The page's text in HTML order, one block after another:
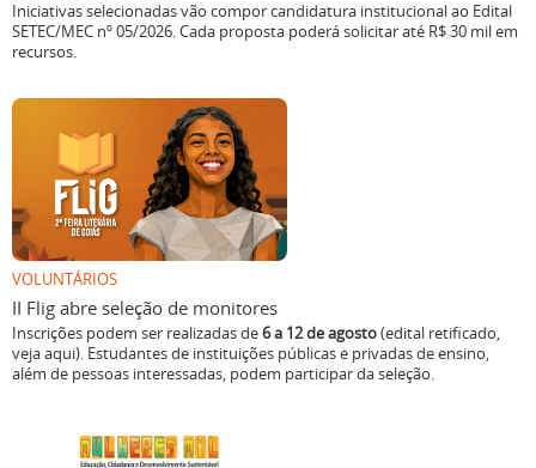
Iniciativas selecionadas vão compor candidatura institucional ao Edital
SETEC/MEC nº 05/2026. Cada proposta poderá solicitar até R$ 30 mil em
recursos.
VOLUNTÁRIOS
II Flig abre seleção de monitores
Inscrições podem ser realizadas de6 a 12 de agosto(edital retificado,
veja aqui). Estudantes de instituições públicas e privadas de ensino,
além de pessoas interessadas, podem participar da seleção.